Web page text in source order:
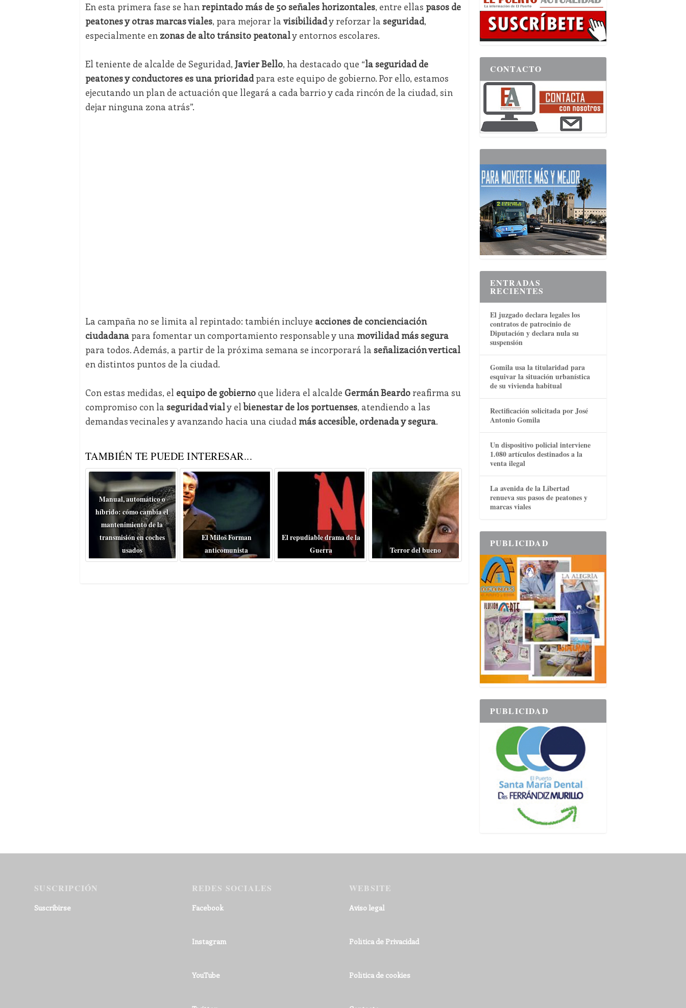
En esta primera fase se han repintado más de 50 señales horizontales, entre ellas pasos de
peatones y otras marcas viales, para mejorar la visibilidady reforzar la seguridad,
especialmente en zonas de alto tránsito peatonaly entornos escolares.
El teniente de alcalde de Seguridad, Javier Bello, ha destacado que “la seguridad de
peatones y conductores es una prioridadpara este equipo de gobierno. Por ello, estamos
ejecutando un plan de actuación que llegará a cada barrio y cada rincón de la ciudad, sin
dejar ninguna zona atrás”.
La campaña no se limita al repintado: también incluye acciones de concienciación
ciudadanapara fomentar un comportamiento responsable y una movilidad más segura
para todos. Además, a partir de la próxima semana se incorporará la señalización vertical
en distintos puntos de la ciudad.
Con estas medidas, el equipo de gobiernoque lidera el alcalde Germán Beardoreafirma su
compromiso con la seguridad vialy elbienestar de los portuenses, atendiendo a las
demandas vecinales y avanzando hacia una ciudad más accesible, ordenada y segura.
TAMBIÉN TE PUEDE INTERESAR...
Manual, automático o
híbrido: cómo cambia el
mantenimiento de la
transmisión en coches
usados
El Miloš Forman
anticomunista
El repudiable drama de la
Guerra
Terror del bueno
CONTACTO
ENTRADAS
RECIENTES
El juzgado declara legales los
contratos de patrocinio de
Diputación y declara nula su
suspensión
Gomila usa la titularidad para
esquivar la situación urbanística
de su vivienda habitual
Rectificación solicitada por José
Antonio Gomila
Un dispositivo policial interviene
1.080 artículos destinados a la
venta ilegal
La avenida de la Libertad
renueva sus pasos de peatones y
marcas viales
PUBLICIDAD
PUBLICIDAD
SUSCRIPCIÓN
Suscribirse
REDES SOCIALES
Facebook
Instagram
YouTube
WEBSITE
Aviso legal
Política de Privacidad
Política de cookies